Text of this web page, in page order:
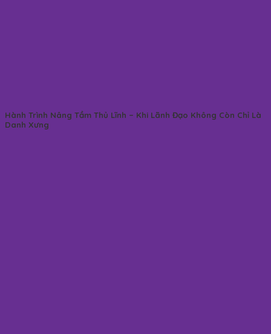
Hành Trình Nâng Tầm Thủ Lĩnh – Khi Lãnh Đạo Không Còn Chỉ Là
Danh Xưng